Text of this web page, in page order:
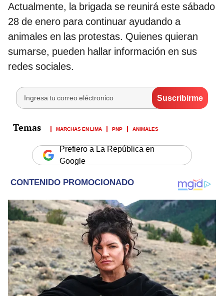
Actualmente, la brigada se reunirá este sábado
28 de enero para continuar ayudando a
animales en las protestas. Quienes quieran
sumarse, pueden hallar información en sus
redes sociales.
MARCHAS EN LIMA PNP ANIMALES
Prefiero a La República en
Google